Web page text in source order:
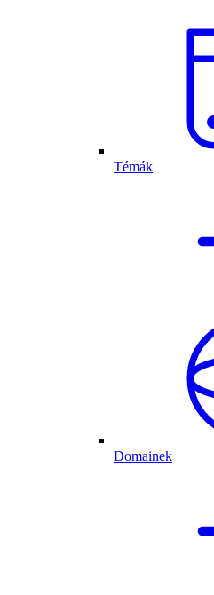
Témák
Domainek